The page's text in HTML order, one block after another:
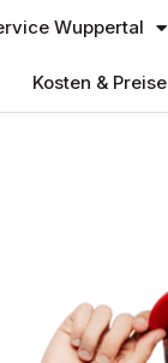
Wuppertal
Kosten & Preise